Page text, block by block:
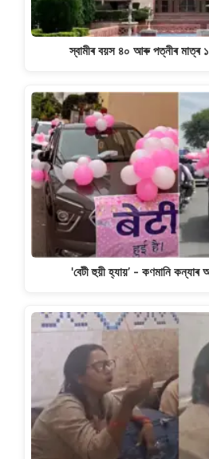
স্বামীৰ বয়স ৪০ আৰু পত্নীৰ মাত্ৰ
'বেটী হুয়ী হ্যায়’ - কণমানি